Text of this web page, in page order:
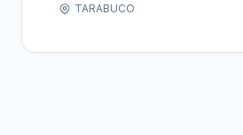
TARABUCO